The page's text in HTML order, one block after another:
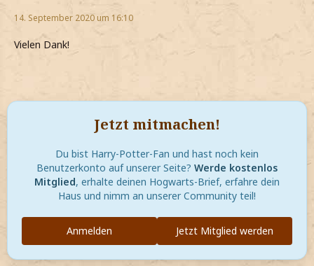
14. September 2020 um 16:10
Vielen Dank!
Jetzt mitmachen!
Du bist Harry-Potter-Fan und hast noch kein
Benutzerkonto auf unserer Seite? Werde kostenlos
Mitglied, erhalte deinen Hogwarts-Brief, erfahre dein
Haus und nimm an unserer Community teil!
Jetzt Mitglied werden
Anmelden